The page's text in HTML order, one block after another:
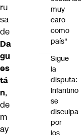
ru
sa
de
Da
gu
es
tá
n,
de
m
ay
muy
caro
como
país"
Sigue
la
disputa:
Infantino
se
disculpa
por
los